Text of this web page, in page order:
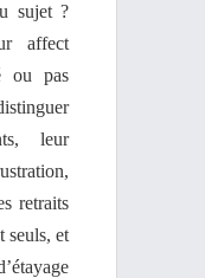
sujet ?
affect
ou pas
leur
retraits
seuls, et